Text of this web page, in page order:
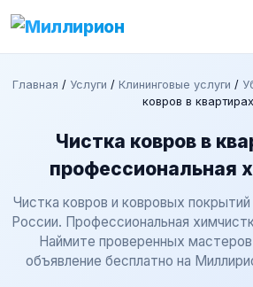
Главная / Услуги / Клининговые услуги /
ковров в квартирах
Чистка ковров в
профессиональная
Чистка ковров и ковровых
России. Профессиональная
Наймите проверенных
объявление бесплатно на